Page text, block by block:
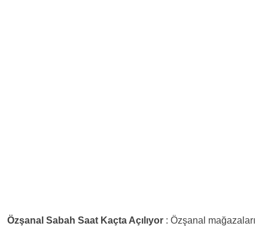
Özşanal Sabah Saat Kaçta Açılıyor : Özşanal mağazaları